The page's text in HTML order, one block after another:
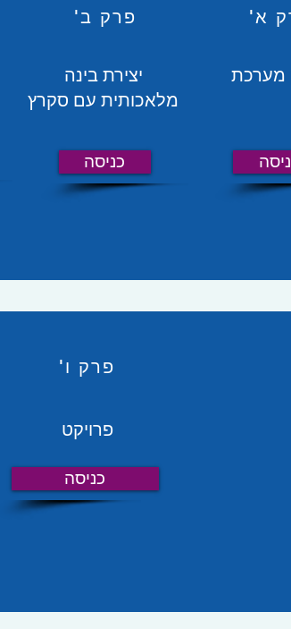
פרק ב'
יצירת בינה
מלאכותית עם סקרץ
כניסה
א'
מערכת
פרק ו'
פרויקט
כניסה